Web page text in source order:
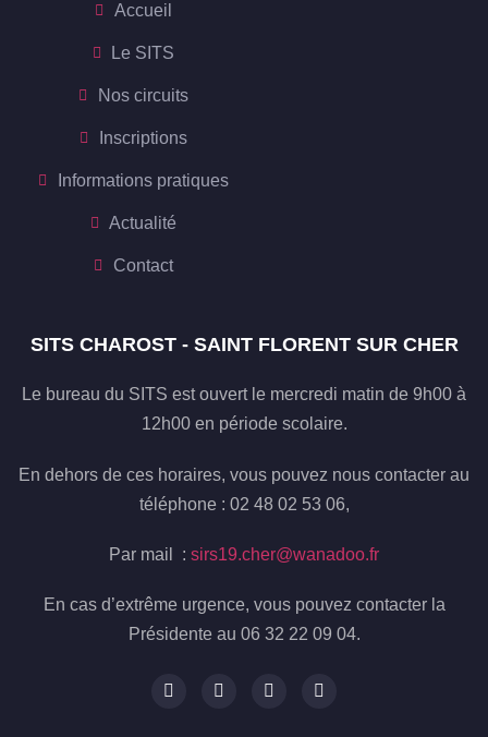
Accueil
Le SITS
Nos circuits
Inscriptions
Informations pratiques
Actualité
Contact
SITS CHAROST - SAINT FLORENT SUR CHER
Le bureau du SITS est ouvert le mercredi matin de 9h00 à
12h00 en période scolaire.
En dehors de ces horaires, vous pouvez nous contacter au
téléphone : 02 48 02 53 06,
Par mail : sirs19.cher@wanadoo.fr
En cas d’extrême urgence, vous pouvez contacter la
Présidente au 06 32 22 09 04.